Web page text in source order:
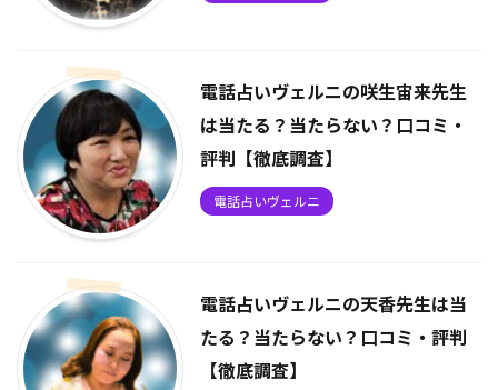
電話占いヴェルニの咲生宙来先生
は当たる？当たらない？口コミ・
評判【徹底調査】
電話占いヴェルニ
電話占いヴェルニの天香先生は当
たる？当たらない？口コミ・評判
【徹底調査】